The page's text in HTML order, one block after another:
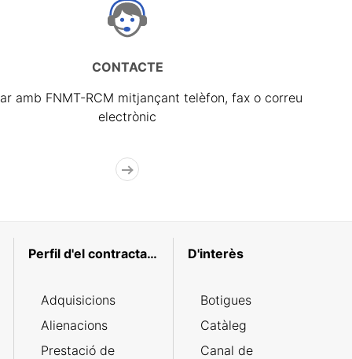
CONTACTE
amb FNMT-RCM mitjançant telèfon, fax o correu
electrònic
Perfil d'el contractant
Adquisicions
Alienacions
Prestació de
D'interès
Botigues
Catàleg
Canal de